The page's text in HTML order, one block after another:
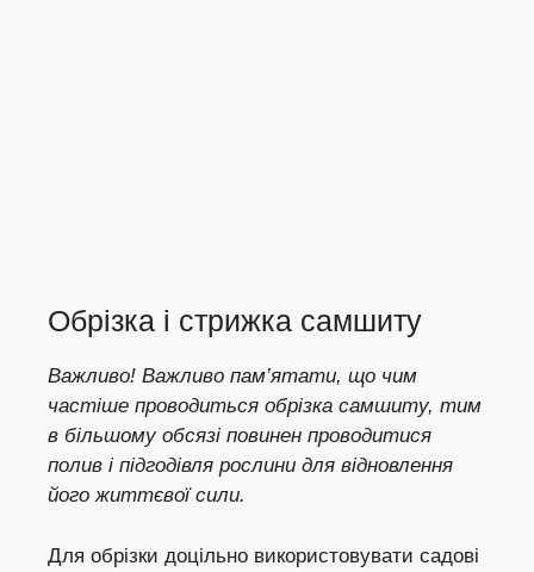
Обрізка і стрижка самшиту
Важливо! Важливо пам’ятати, що чим
частіше проводиться обрізка самшиту, тим
в більшому обсязі повинен проводитися
полив і підгодівля рослини для відновлення
його життєвої сили.
Для обрізки доцільно використовувати садові